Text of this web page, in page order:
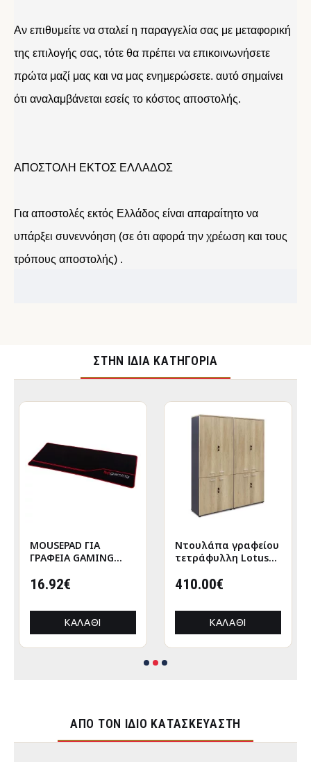
Αν επιθυμείτε να σταλεί η παραγγελία σας με μεταφορική
της επιλογής σας, τότε θα πρέπει να επικοινωνήσετε
πρώτα μαζί μας και να μας ενημερώσετε. αυτό σημαίνει
ότι αναλαμβάνεται εσείς το κόστος αποστολής.
ΑΠΟΣΤΟΛΗ ΕΚΤΟΣ ΕΛΛΑΔΟΣ
Για αποστολές εκτός Ελλάδος είναι απαραίτητο να
υπάρξει συνεννόηση (σε ότι αφορά την χρέωση και τους
τρόπους αποστολής) .
ΣΤΉΝ ΊΔΙΑ ΚΑΤΗΓΟΡΊΑ
MOUSEPAD ΓΙΑ
ΓΡΑΦΕΙΑ GAMING
ΜΑΥΡΟ ΧΡΩΜΑ
16.92€
ΚΑΛΆΘΙ
Nτουλάπα γραφείου
τετράφυλλη Lotus
ανθρακί
410.00€
ΚΑΛΆΘΙ
ΑΠΌ ΤΟΝ ΊΔΙΟ ΚΑΤΑΣΚΕΥΑΣΤΉ